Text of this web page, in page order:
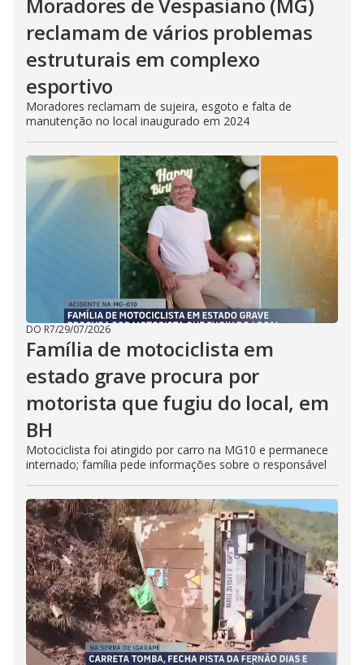
reclamam de vários problemas
estruturais em complexo
esportivo
Moradores reclamam de sujeira, esgoto e falta de
manutenção no local inaugurado em 2024
DO R7/29/07/2026
Família de motociclista em
estado grave procura por
motorista que fugiu do local, em
BH
Motociclista foi atingido por carro na MG10 e permanece
internado; família pede informações sobre o responsável